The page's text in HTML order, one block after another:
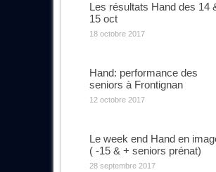
Les résultats Hand des 14
15 oct
18 octobre 2017
Hand: performance des
seniors à Frontignan
12 octobre 2017
Le week end Hand en
( -15 & + seniors prénat)
28 septembre 2017